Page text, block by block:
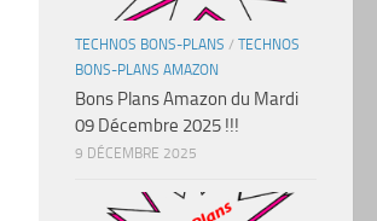
TECHNOS BONS-PLANS / TECHNOS
BONS-PLANS AMAZON
Bons Plans Amazon du Mardi
09 Décembre 2025 !!!
9 DÉCEMBRE 2025